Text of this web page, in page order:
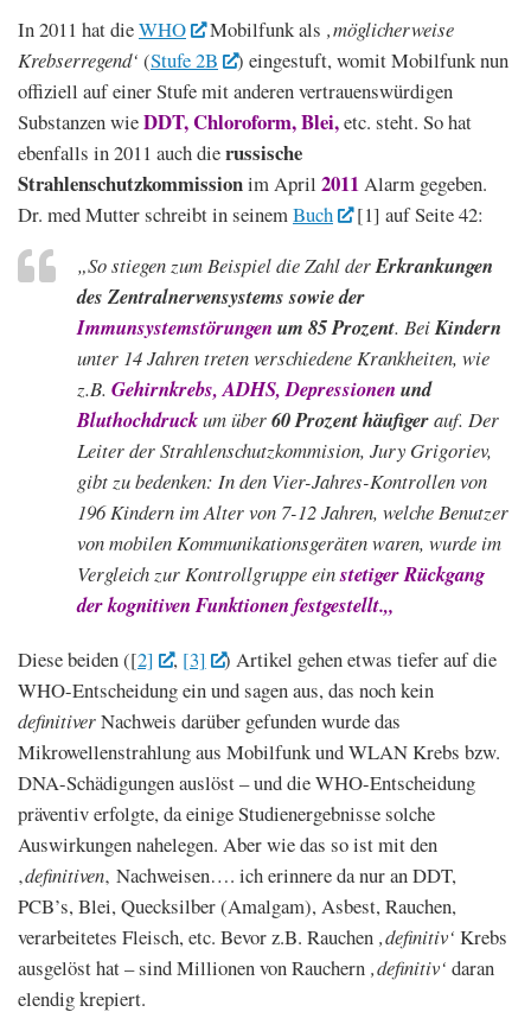
In 2011 hat dieWHO Mobilfunk als ‚möglicherweise
Krebserregend‘ (Stufe 2B
) eingestuft, womit Mobilfunk nun
offiziell auf einer Stufe mit anderen vertrauenswürdigen
Substanzen wieDDT, Chloroform, Blei,etc. steht. So hat
ebenfalls in 2011 auch dierussische
Strahlenschutzkommissionim April 2011Alarm gegeben.
Dr. med Mutter schreibt in seinemBuch
[1] auf Seite 42:
„So stiegen zum Beispiel die Zahl derErkrankungen
des Zentralnervensystems sowie der
Immunsystemstörungen um 85 Prozent. BeiKindern
unter 14 Jahren treten verschiedene Krankheiten, wie
z.B. Gehirnkrebs, ADHS, Depressionen und
Bluthochdruckum über60 Prozent häufigerauf. Der
Leiter der Strahlenschutzkommision, Jury Grigoriev,
gibt zu bedenken: In den Vier-Jahres-Kontrollen von
196 Kindern im Alter von 7-12 Jahren, welche Benutzer
von mobilen Kommunikationsgeräten waren, wurde im
Vergleich zur Kontrollgruppe einstetiger Rückgang
der kognitiven Funktionen festgestellt.„
Diese beiden ([2] , [3]
) Artikel gehen etwas tiefer auf die
WHO-Entscheidung ein und sagen aus, das noch kein
definitiverNachweis darüber gefunden wurde das
Mikrowellenstrahlung aus Mobilfunk und WLAN Krebs bzw.
DNA-Schädigungen auslöst – und die WHO-Entscheidung
präventiv erfolgte, da einige Studienergebnisse solche
Auswirkungen nahelegen. Aber wie das so ist mit den
‚definitiven‚ Nachweisen…. ich erinnere da nur an DDT,
PCB’s, Blei, Quecksilber (Amalgam), Asbest, Rauchen,
verarbeitetes Fleisch, etc. Bevor z.B. Rauchen ‚definitiv‘ Krebs
ausgelöst hat – sind Millionen von Rauchern ‚definitiv‘ daran
elendig krepiert.